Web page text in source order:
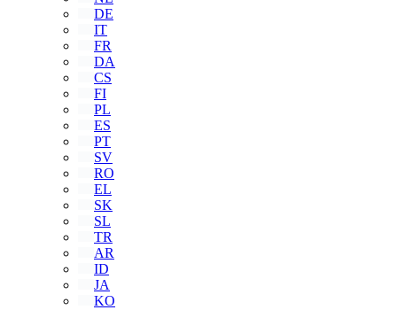
DE
IT
FR
DA
CS
FI
PL
ES
PT
SV
RO
EL
SK
SL
TR
AR
ID
JA
KO